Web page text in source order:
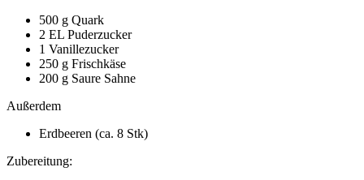
500 g Quark
2 EL Puderzucker
1 Vanillezucker
250 g Frischkäse
200 g Saure Sahne
Außerdem
Erdbeeren (ca. 8 Stk)
Zubereitung: